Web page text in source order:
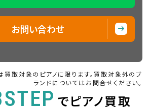
お問い合わせ
取対象のピアノに限ります。買取対象外のブ
ランドについてはお問合せください。
でピアノ買取